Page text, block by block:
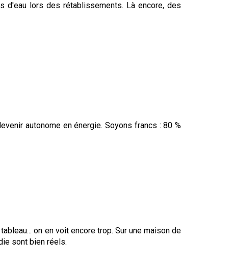
d'eau lors des rétablissements. Là encore, des
autonome en énergie. Soyons francs : 80 %
on en voit encore trop. Sur une maison de
sont bien réels.